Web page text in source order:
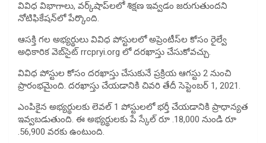
వివిధ విభాగాలు, వర్క్‌షాప్‌లలో శిక్షణ ఇవ్వడం జరుగుతుందని
నోటిఫికేషన్‌లో పేర్కొంది.
ఆసక్తి గల అభ్యర్థులు వివిధ పోస్టులలో అప్రెంటీస్‌ల కోసం రైల్వే
అధికారిక వెబ్‌సైట్ rrcpryi.org లో దరఖాస్తు చేసుకోవచ్చు.
వివిధ పోస్టుల కోసం దరఖాస్తు చేసుకునే ప్రక్రియ ఆగస్టు 2 నుంచి
ప్రారంభమైంది. దరఖాస్తు చేయడానికి చివరి తేదీ సెప్టెంబర్ 1, 2021.
ఎంపికైన అభ్యర్థులకు లెవల్ 1 పోస్టులలో భర్తీ చేయడానికి ప్రాధాన్యత
ఇవ్వబడుతుంది. ఈ అభ్యర్థులకు పే స్కేల్ రూ .18,000 నుండి రూ
.56,900 వరకు ఉంటుంది.